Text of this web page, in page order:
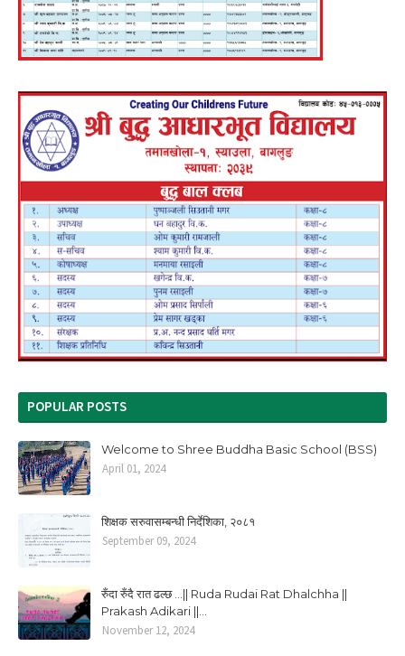
POPULAR POSTS
Welcome to Shree Buddha Basic School (BSS)
April 01, 2024
शिक्षक सरुवासम्बन्धी निर्देशिका, २०८१
September 09, 2024
रुँदा रुँदै रात ढल्छ ...|| Ruda Rudai Rat Dhalchha ||
Prakash Adikari ||...
November 12, 2024